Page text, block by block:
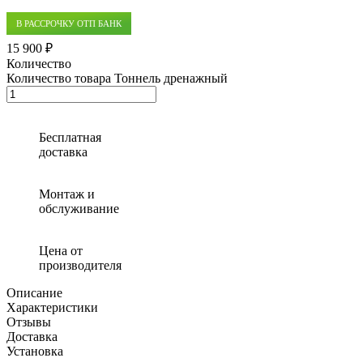
В РАССРОЧКУ ОТП БАНК
15 900 ₽
Количество
Количество товара Тоннель дренажный
Бесплатная
доставка
Монтаж и
обслуживание
Цена от
производителя
Описание
Характеристики
Отзывы
Доставка
Установка